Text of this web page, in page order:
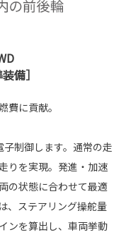
備］
費に貢献。
制御します。通常の走
りを実現。発進・加速
の状態に合わせて最適
、ステアリング操舵量
ンを算出し、車両挙動